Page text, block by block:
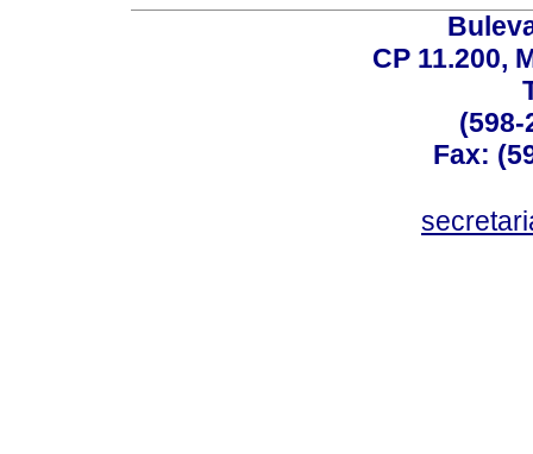
CP 11.200,
(598-
Fax: